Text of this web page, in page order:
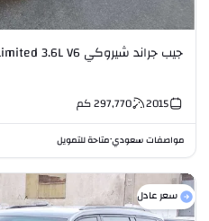
جيب جراند شيروكي Limited 3.6L V6
2015
297,770كم
مواصفات سعودي•متاحة للتمويل
سعر عادل